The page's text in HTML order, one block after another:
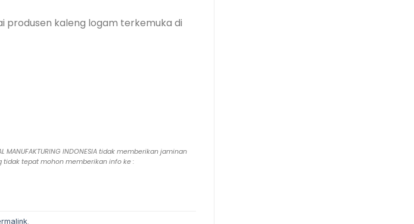
produsen kaleng logam terkemuka di
INDONESIA tidak memberikan jaminan
tepat mohon memberikan info ke :
.